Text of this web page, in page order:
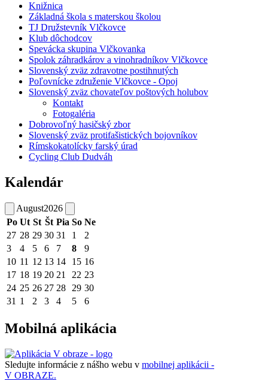
Knižnica
Základná škola s materskou školou
TJ Družstevník Vlčkovce
Klub dôchodcov
Spevácka skupina Vlčkovanka
Spolok záhradkárov a vinohradníkov Vlčkovce
Slovenský zväz zdravotne postihnutých
Poľovnícke združenie Vlčkovce - Opoj
Slovenský zväz chovateľov poštových holubov
Kontakt
Fotogaléria
Dobrovoľný hasičský zbor
Slovenský zväz protifašistických bojovníkov
Rímskokatolícky farský úrad
Cycling Club Dudváh
Kalendár
August2026
Po Ut St Št Pia So Ne
27 28 29 30 31 1
2
3
4 5 6 7 8
9
10 11 12 13 14 15 16
17 18 19 20 21 22 23
24 25 26 27 28 29 30
31 1 2 3 4 5 6
Mobilná aplikácia
Sledujte informácie z nášho webu v mobilnej aplikácii -
V OBRAZE.